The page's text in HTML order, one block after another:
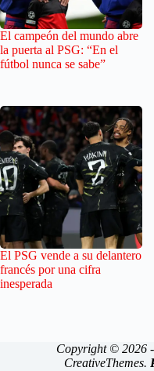
El campeón del mundo abre
la puerta al PSG: “En el
fútbol nunca se sabe”
El PSG vende a su delantero
francés por una cifra
inesperada
Copyright © 2026 -
CreativeThemes.